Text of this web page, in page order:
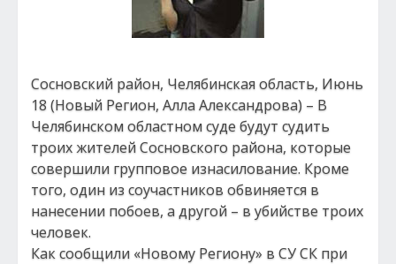
Сосновский район, Челябинская область, Июнь
18 (Новый Регион, Алла Александрова) – В
Челябинском областном суде будут судить
троих жителей Сосновского района, которые
совершили групповое изнасилование. Кроме
того, один из соучастников обвиняется в
нанесении побоев, а другой – в убийстве троих
человек.
Как сообщили «Новому Региону» в СУ СК при